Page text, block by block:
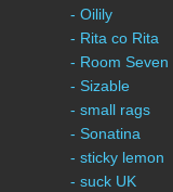
- Oilily
- Rita co Rita
- Room Seven
- Sizable
- small rags
- Sonatina
- sticky lemon
- suck UK